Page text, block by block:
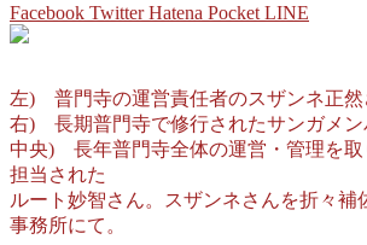
Facebook TwitterHatena Pocket LINE
左) 普門寺の運営責任者のスザンネ正然
右) 長期普門寺で修行されたサンガメン
中央) 長年普門寺全体の運営・管理を取
担当された
ルート妙智さん。スザンネさんを折々補
事務所にて。